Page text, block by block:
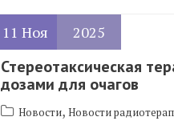
11 Ноя 2025
Стереотаксическая
дозами для очагов
Новости, Новости